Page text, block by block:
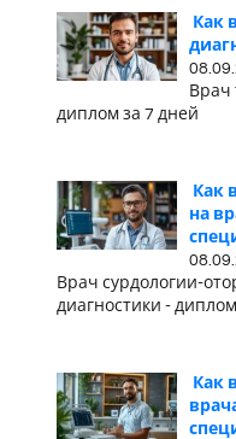
Как
Врач
диплом за 7 дней
Как
на
Врач сурдологии-
диагностики -
Как